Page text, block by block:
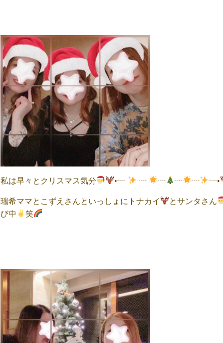
私は早々とクリスマス気分 •┈ ┈ ┈ ┈ ┈ ┈•
瑞希ママとこずえさんといっしょにトナカイ とサンタさん
び中
笑